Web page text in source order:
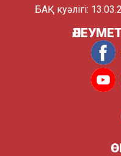
БАҚ куәлігі: